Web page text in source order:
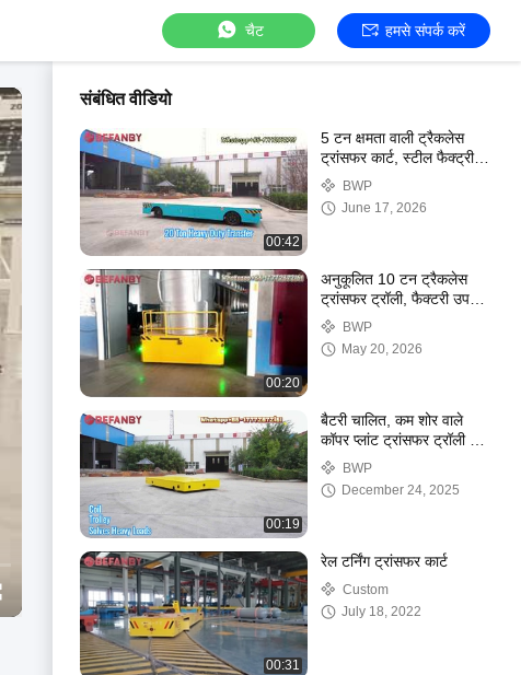
चैट हमसे संपर्क करें
संबंधित वीडियो
00:42
5 टन क्षमता वाली ट्रैकलेस
ट्रांसफर कार्ट, स्टील फैक्ट्री के
लिए इंटेलिजेंट ट्रांसफर ट्रॉली
BWP
June 17, 2026
00:20
अनुकूलित 10 टन ट्रैकलेस
ट्रांसफर ट्रॉली, फैक्टरी उपयोग
के साथ इंटेलिजेंट ट्रांसफर
कार्ट
BWP
May 20, 2026
00:19
बैटरी चालित, कम शोर वाले
कॉपर प्लांट ट्रांसफर ट्रॉली के
लिए 20 टन ट्रैकलेस ट्रांसफर
कार्ट
BWP
December 24, 2025
00:31
रेल टर्निंग ट्रांसफर कार्ट
Custom
July 18, 2022